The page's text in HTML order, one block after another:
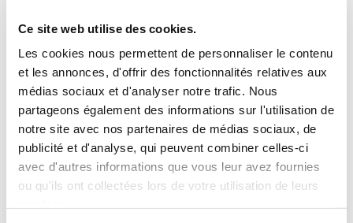
Ce site web utilise des cookies.
Les cookies nous permettent de personnaliser le contenu
et les annonces, d'offrir des fonctionnalités relatives aux
médias sociaux et d'analyser notre trafic. Nous
partageons également des informations sur l'utilisation de
notre site avec nos partenaires de médias sociaux, de
publicité et d'analyse, qui peuvent combiner celles-ci
avec d'autres informations que vous leur avez fournies
ou qu'ils ont collectées lors de votre utilisation de leurs